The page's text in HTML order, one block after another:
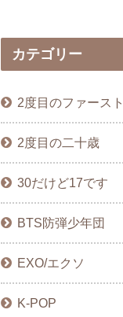
カテゴリー
2度目のファース
2度目の二十歳
30だけど17です
BTS防弾少年団
EXO/エクソ
K-POP